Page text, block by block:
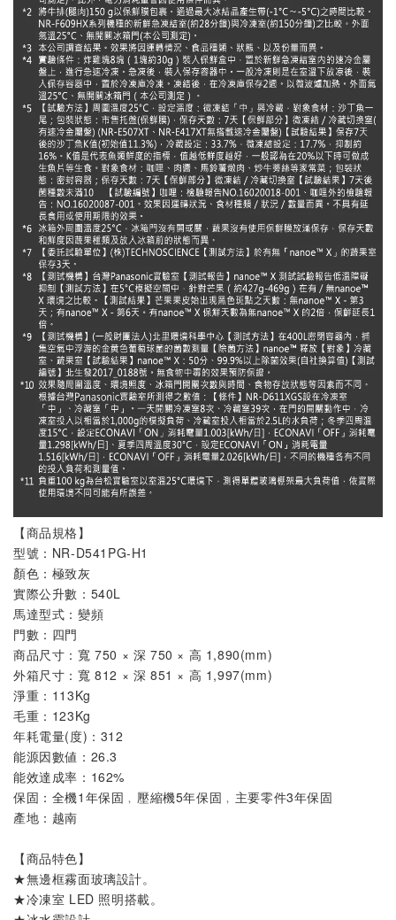
【商品規格】
型號： NR-D541PG-H1
顏色 ：極致灰
實際公升數：540L
馬達型式：變頻
門數：四門
商品尺寸：寬 750 × 深 750 × 高 1,890(mm)
外箱尺寸：寬 812 × 深 851 × 高 1,997(mm)
淨重：113Kg
毛重：123Kg
年耗電量(度)：312
能源因數値：26.3
能效達成率：162%
保固：全機1年保固 ﹐ 壓縮機5年保固 ﹐ 主要零件3年保固
產地：越南
【商品特色】
★無邊框霧面玻璃設計。
★冷凍室 LED 照明搭載 。